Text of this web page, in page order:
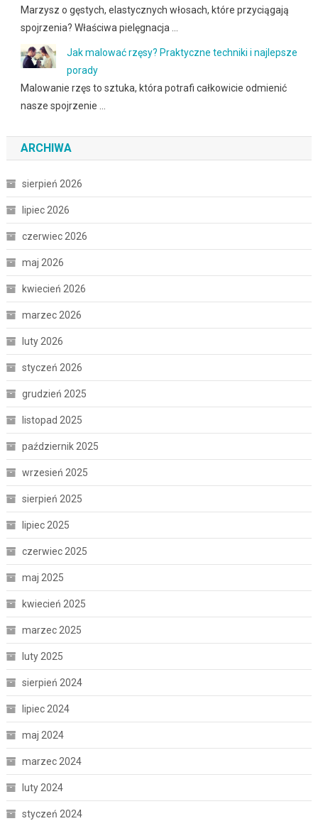
Marzysz o gęstych, elastycznych włosach, które przyciągają
spojrzenia? Właściwa pielęgnacja …
Jak malować rzęsy? Praktyczne techniki i najlepsze
porady
Malowanie rzęs to sztuka, która potrafi całkowicie odmienić
nasze spojrzenie …
ARCHIWA
sierpień 2026
lipiec 2026
czerwiec 2026
maj 2026
kwiecień 2026
marzec 2026
luty 2026
styczeń 2026
grudzień 2025
listopad 2025
październik 2025
wrzesień 2025
sierpień 2025
lipiec 2025
czerwiec 2025
maj 2025
kwiecień 2025
marzec 2025
luty 2025
sierpień 2024
lipiec 2024
maj 2024
marzec 2024
luty 2024
styczeń 2024